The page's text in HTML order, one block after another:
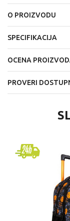
O PROIZVODU
SPECIFIKACIJA
OCENA
PROVERI